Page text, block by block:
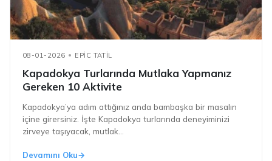
08-01-2026 EPIC TATIL
Kapadokya Turlarında Mutlaka Yapmanız
Gereken 10 Aktivite
Kapadokya’ya adım attığınız anda bambaşka bir masalın
içine girersiniz. İşte Kapadokya turlarında deneyiminizi
zirveye taşıyacak, mutlak...
Devamını Oku